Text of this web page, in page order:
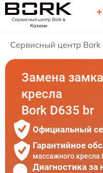
Сервисный центр Borkв
Казани
Сервисный центр Bork
Замена
кресла
Bork D635 br
Официальный
Гарантийное
массажного кресла
Диагностика за